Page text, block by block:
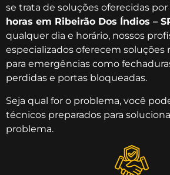
se trata de soluções oferecidas
horas em Ribeirão Dos Índios –
qualquer dia e horário, nossos
especializados oferecem soluções
para emergências como
perdidas e portas bloqueadas.
Seja qual for o problema, você
técnicos preparados para
problema.